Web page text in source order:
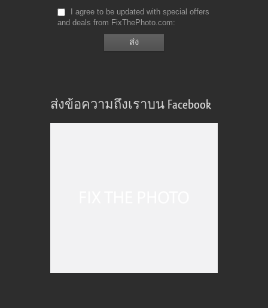
I agree to be updated with special offers
and deals from FixThePhoto.com
ส่งข้อความถึงเราบน Facebook